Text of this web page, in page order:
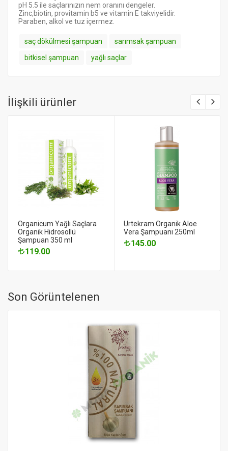
pH 5.5 ile saçlarınızın nem oranını dengeler.
Zinc,biotin, provitamin b5 ve vitamin E takviyelidir.
Paraben, alkol ve tuz içermez.
saç dökülmesi şampuan
sarımsak şampuan
bitkisel şampuan
yağlı saçlar
İlişkili ürünler
Organicum Yağlı Saçlara
Organik Hidrosollü
Şampuan 350 ml
119.00
Urtekram Organik Aloe
Vera Şampuanı 250ml
145.00
Son Görüntelenen